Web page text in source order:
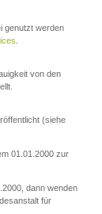
genutzt werden
von den
(siehe
01.01.2000 zur
dann wenden
für